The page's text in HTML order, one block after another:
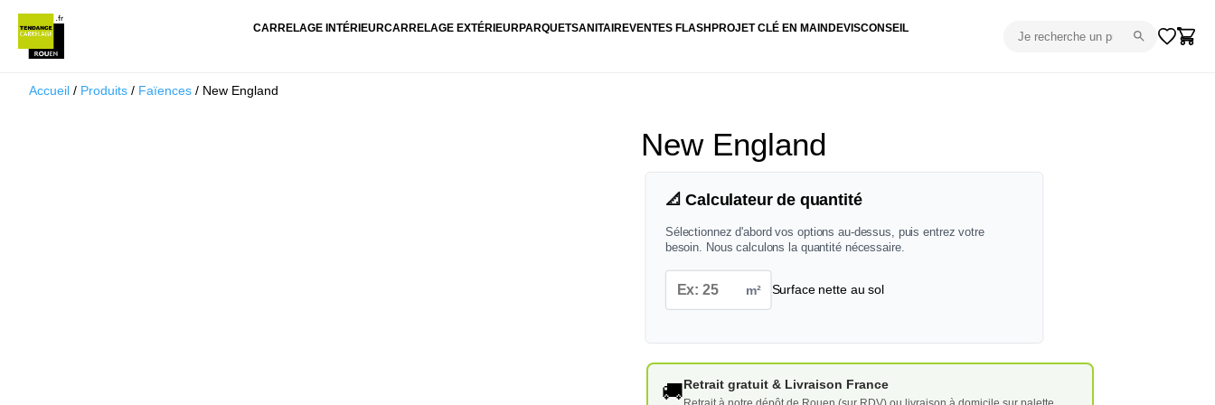
CARRELAGE INTÉRIEURCARRELAGE EXTÉRIEURPARQUETSANITAIREVENTES FLASH PROJET CLÉ EN MAIN DEVISCONSEIL
Accueil / Produits / Faïences / New England
New England
📐 Calculateur de quantité
Sélectionnez d'abord vos options au-dessus, puis entrez votre
besoin. Nous calculons la quantité nécessaire.
m² Surface nette au sol
🚚Retrait gratuit & Livraison France